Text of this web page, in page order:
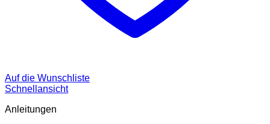
Auf die Wunschliste
Schnellansicht
Anleitungen